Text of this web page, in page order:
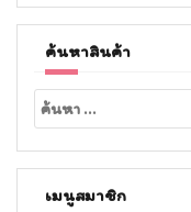
ค้นหาสินค้า
ค้นหา
สำหรับ:
เมนูสมาชิก